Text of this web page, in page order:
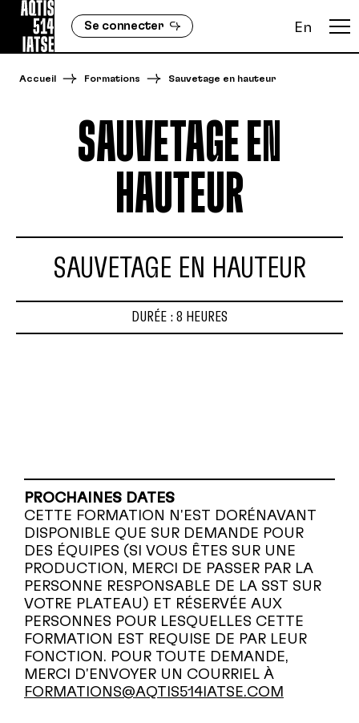
Se connecter En
Accueil Formations Sauvetage en hauteur
SAUVETAGE EN
HAUTEUR
SAUVETAGE EN HAUTEUR
DURÉE : 8 HEURES
PROCHAINES DATES
CETTE FORMATION N'EST DORÉNAVANT
DISPONIBLE QUE SUR DEMANDE POUR
DES ÉQUIPES (SI VOUS ÊTES SUR UNE
PRODUCTION, MERCI DE PASSER PAR LA
PERSONNE RESPONSABLE DE LA SST SUR
VOTRE PLATEAU) ET RÉSERVÉE AUX
PERSONNES POUR LESQUELLES CETTE
FORMATION EST REQUISE DE PAR LEUR
FONCTION. POUR TOUTE DEMANDE,
MERCI D'ENVOYER UN COURRIEL À
FORMATIONS@AQTIS514IATSE.COM